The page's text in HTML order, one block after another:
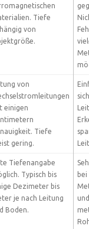
Tiefe
von
von
einigen
Tiefe
gering.
Tiefenangabe
Typisch bis
Dezimeter bis
je nach Leitung
Boden.
bei
und